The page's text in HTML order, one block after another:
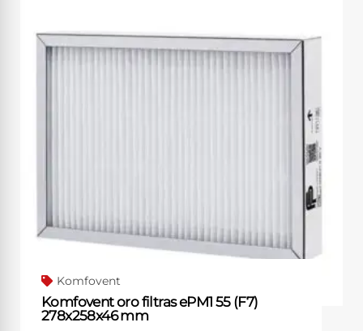
Komfovent
Komfovent oro filtras ePM1 55 (F7)
278x258x46 mm